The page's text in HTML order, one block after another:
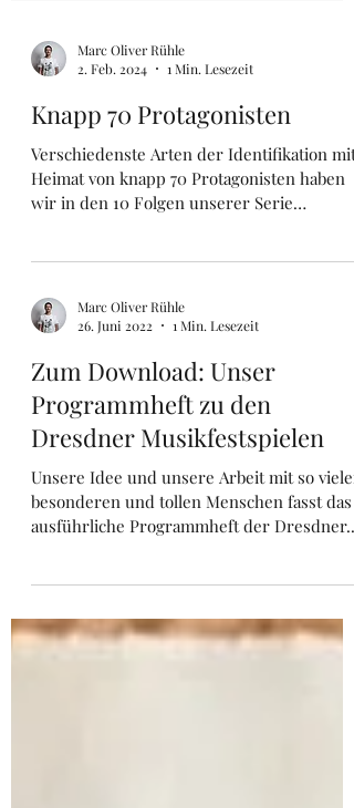
Marc Oliver Rühle
2. Feb. 2024
1 Min. Lesezeit
Knapp 70 Protagonisten
Verschiedenste Arten der Identifikation mit
wir in den 10 Folgen unserer Serie
Marc Oliver Rühle
26. Juni 2022
1 Min. Lesezeit
Zum Download: Unser
Programmheft zu den
Dresdner Musikfestspielen
Unsere Idee und unsere Arbeit mit so vielen
ausführliche Programmheft der Dresdner...